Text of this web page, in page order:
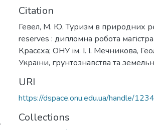
Citation
Гевел, М. Ю. Туризм в природних
reserves : дипломна робота
Красєха; ОНУ ім. І. І. Мечникова,
України, грунтознавства та
URI
https://dspace.onu.edu.ua/handle/
Collections